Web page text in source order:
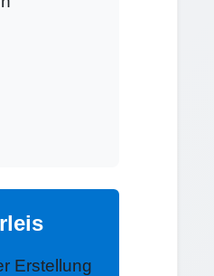
Erstellung